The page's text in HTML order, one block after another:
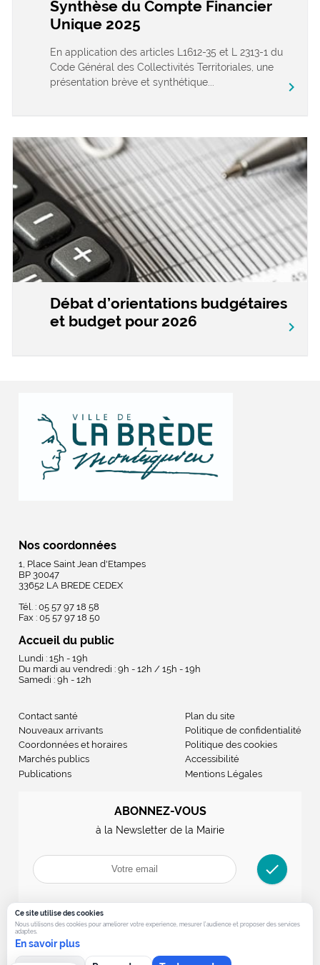
Synthèse du Compte Financier
Unique 2025
En application des articles L1612-35 et L 2313-1 du
Code Général des Collectivités Territoriales, une
présentation brève et synthétique...
chevron_right
Débat d’orientations budgétaires
et budget pour 2026
chevron_right
Nos coordonnées
1, Place Saint Jean d'Etampes
BP 30047
33652 LA BREDE CEDEX
Tél. : 05 57 97 18 58
Fax : 05 57 97 18 50
Accueil du public
Lundi : 15h - 19h
Du mardi au vendredi : 9h - 12h / 15h - 19h
Samedi : 9h - 12h
Contact santé
Nouveaux arrivants
Coordonnées et horaires
Marchés publics
Publications
Plan du site
Politique de confidentialité
Politique des cookies
Accessibilité
Mentions Légales
ABONNEZ-VOUS
à la Newsletter de la Mairie
check
Ce site utilise des cookies
Nous utilisons des cookies pour ameliorer votre experience, mesurer l’audience et proposer des services
adaptes.
En savoir plus